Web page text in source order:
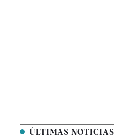
ÚLTIMAS NOTICIAS